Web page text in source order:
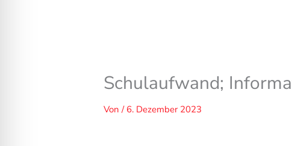
Schulaufwand;
Von/ 6. Dezember 2023